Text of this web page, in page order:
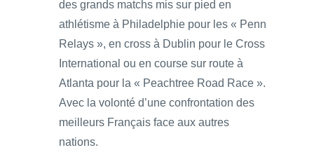
des grands matchs mis sur pied en
athlétisme à Philadelphie pour les « Penn
Relays », en cross à Dublin pour le Cross
International ou en course sur route à
Atlanta pour la « Peachtree Road Race ».
Avec la volonté d’une confrontation des
meilleurs Français face aux autres
nations.